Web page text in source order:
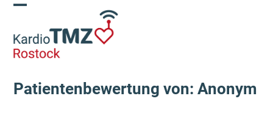
Skip
content
mobile
menu
mobile
menu
Patientenbewertung von: Anonym